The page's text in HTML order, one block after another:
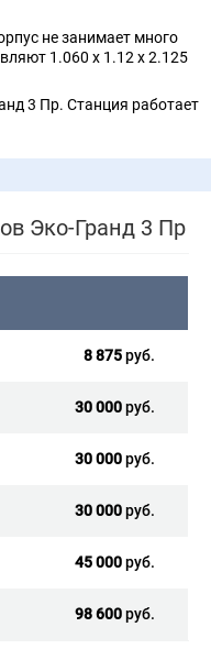
не занимает много
1.060 x 1.12 x 2.125
3 Пр. Станция работает
Эко-Гранд 3 Пр
8 875руб.
30 000руб.
30 000руб.
30 000руб.
45 000руб.
98 600руб.